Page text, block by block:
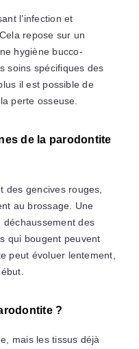
l’infection et
repose sur un
hygiène bucco-
soins spécifiques des
il est possible de
perte osseuse.
de la parodontite
des gencives rouges,
au brossage. Une
déchaussement des
qui bougent peuvent
peut évoluer lentement,
?
mais les tissus déjà